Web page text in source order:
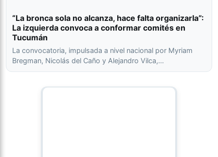
“La bronca sola no alcanza, hace falta organizarla”:
La izquierda convoca a conformar comités en
Tucumán
La convocatoria, impulsada a nivel nacional por Myriam
Bregman, Nicolás del Caño y Alejandro Vilca,…